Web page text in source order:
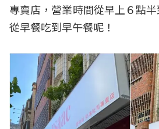
專賣店，營業時間從早上６點
從早餐吃到早午餐呢！